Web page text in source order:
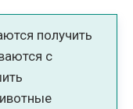
получить
с